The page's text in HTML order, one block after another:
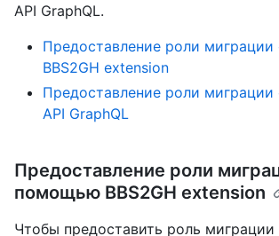
API GraphQL.
Предоставление роли
BBS2GH extension
Предоставление роли
API GraphQL
Предоставление роли
помощью BBS2GH extension
Чтобы предоставить роль